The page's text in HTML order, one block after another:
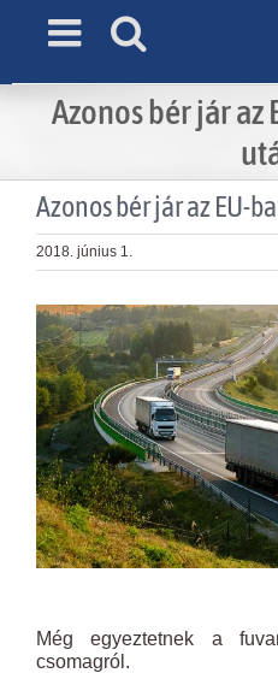
Azonos bér jár az
Azonos bér jár az EU-
2018. június 1.
View
Larger
Image
Még egyeztetnek a
csomagról.